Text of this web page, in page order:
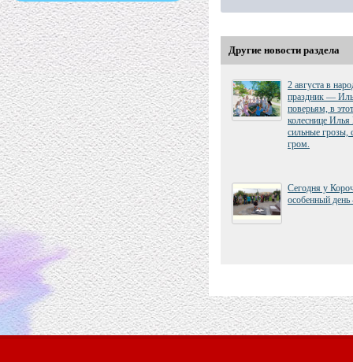
Другие новости раздела
2 августа в
праздник —
поверьям, в
колеснице
сильные грозы,
гром.
Сегодня у
особенный